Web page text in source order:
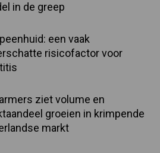
in de greep
een vaak
risicofactor voor
ziet volume en
groeien in krimpende
markt